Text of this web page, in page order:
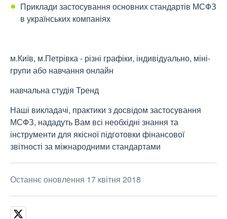
Приклади застосування основних стандартів МСФЗ
в українських компаніях
м.Київ, м.Петрівка - різні графіки, індивідуально, міні-
групи або навчання онлайн
навчальна студія Тренд
Наші викладачі, практики з досвідом застосування
МСФЗ, нададуть Вам всі необхідні знання та
інструменти для якісної підготовки фінансової
звітності за міжнародними стандартами
Останнє оновлення 17 квітня 2018